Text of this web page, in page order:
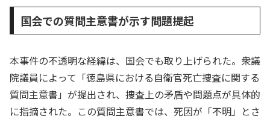
国会での質問主意書が示す問題提起
本事件の不透明な経緯は、国会でも取り上げられた。衆議
院議員によって「徳島県における自衛官死亡捜査に関する
質問主意書」が提出され、捜査上の矛盾や問題点が具体的
に指摘された。この質問主意書では、死因が「不明」とさ